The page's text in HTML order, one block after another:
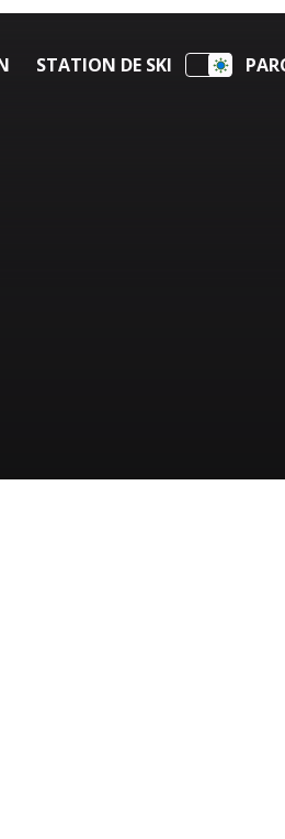
STATION DE SKI